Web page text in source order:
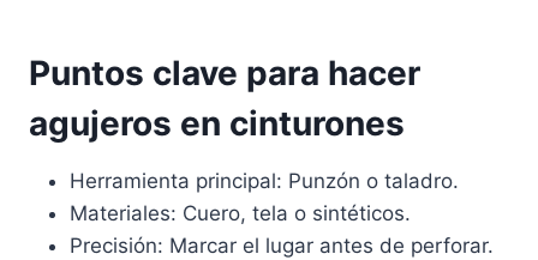
Puntos clave para hacer
agujeros en cinturones
Herramienta principal: Punzón o taladro.
Materiales: Cuero, tela o sintéticos.
Precisión: Marcar el lugar antes de perforar.